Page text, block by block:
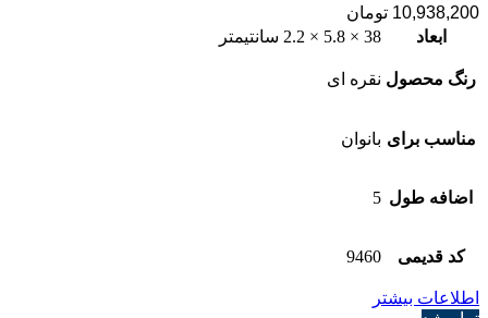
10,938,200 تومان
ابعاد
38 × 5.8 × 2.2 سانتیمتر
رنگ محصول نقره ای
مناسب برای بانوان
اضافه طول 5
کد قدیمی 9460
اطلاعات بیشتر